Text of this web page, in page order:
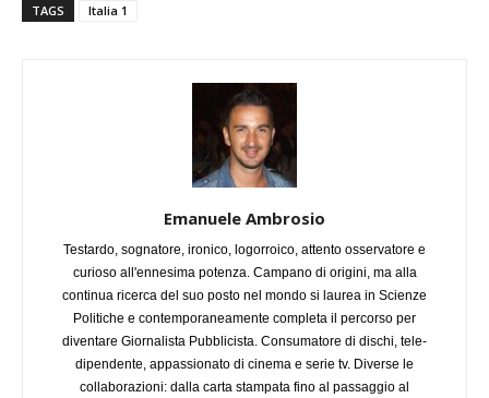
TAGS Italia 1
Emanuele Ambrosio
Testardo, sognatore, ironico, logorroico, attento osservatore e
curioso all'ennesima potenza. Campano di origini, ma alla
continua ricerca del suo posto nel mondo si laurea in Scienze
Politiche e contemporaneamente completa il percorso per
diventare Giornalista Pubblicista. Consumatore di dischi, tele-
dipendente, appassionato di cinema e serie tv. Diverse le
collaborazioni: dalla carta stampata fino al passaggio al